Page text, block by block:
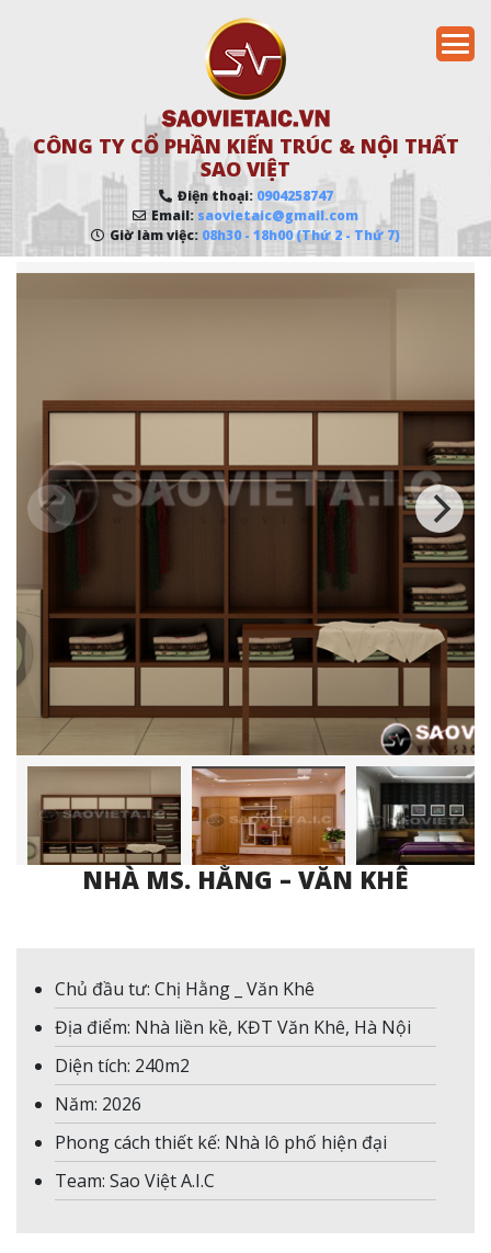
CÔNG TY CỔ PHẦN KIẾN TRÚC & NỘI THẤT
SAO VIỆT
Điện thoại: 0904258747
Email: saovietaic@gmail.com
Giờ làm việc: 08h30 - 18h00 (Thứ 2 - Thứ 7)
NHÀ MS. HẰNG – VĂN KHÊ
Chủ đầu tư: Chị Hằng _ Văn Khê
Địa điểm: Nhà liền kề, KĐT Văn Khê, Hà Nội
Diện tích: 240m2
Năm: 2026
Phong cách thiết kế: Nhà lô phố hiện đại
Team: Sao Việt A.I.C